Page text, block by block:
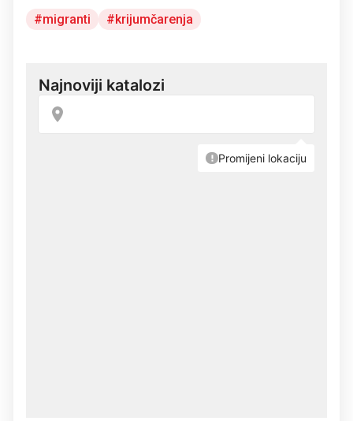
migranti krijumčarenja